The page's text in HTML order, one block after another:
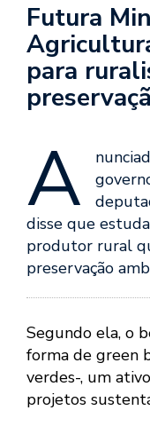
Futura
para
A
disse que
produtor rural
preservação
Segundo ela, o
forma de green
verdes-, um
projetos